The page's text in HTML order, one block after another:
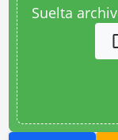
Suelta